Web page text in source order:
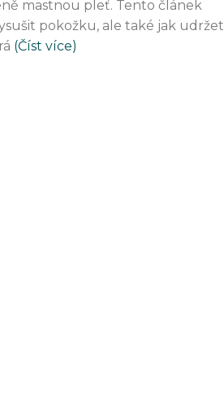
mastnou pleť. Tento článek
pokožku, ale také jak udržet
(Číst více)